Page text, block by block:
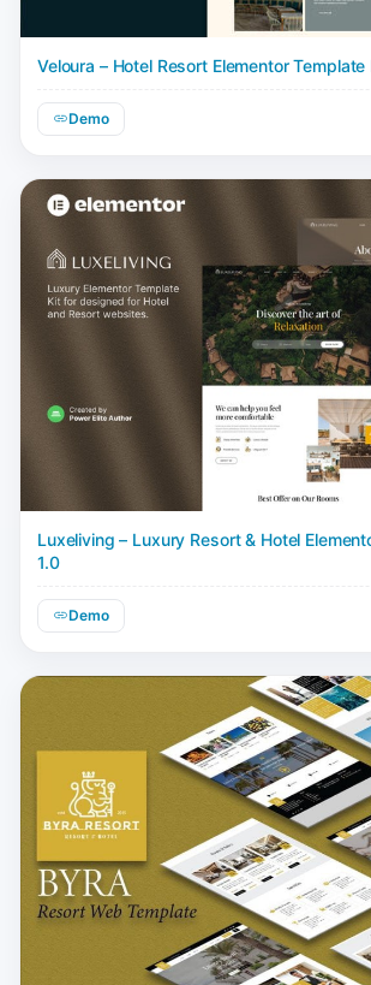
Veloura – Hotel Resort Elementor Template
Demo
Luxeliving – Luxury Resort & Hotel
1.0
Demo